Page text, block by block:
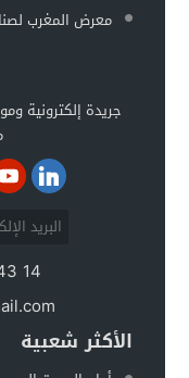
معرض المغرب لصناعة
جريدة إلكترونية
14
الأكثر شعبية